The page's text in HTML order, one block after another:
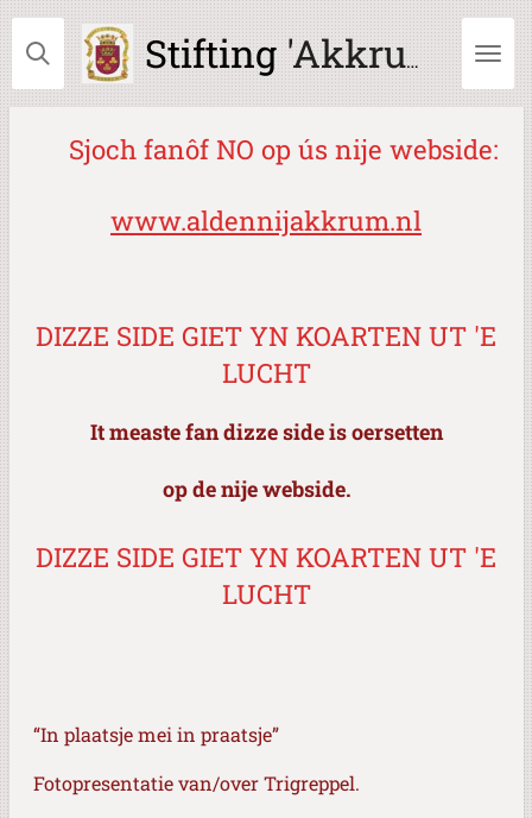
Ga
direct
naar
de
Stifting'Akkrum Ald en Nij'
Sjoch fanôf NO op ús nije webside:
www.aldennijakkrum.nl
DIZZE SIDE GIET YN KOARTEN UT 'E
LUCHT
It measte fan dizze side is oersetten
op de nije webside.
DIZZE SIDE GIET YN KOARTEN UT 'E
LUCHT
“In plaatsje mei in praatsje”
Fotopresentatie van/over Trigreppel.